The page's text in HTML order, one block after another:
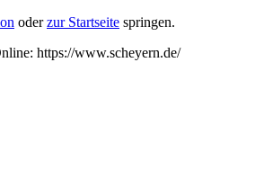
oderzur Startseite springen.
https://www.scheyern.de/